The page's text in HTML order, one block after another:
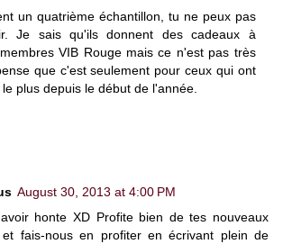
un quatrième échantillon, tu ne peux pas
Je sais qu'ils donnent des cadeaux à
VIB Rouge mais ce n'est pas très
que c'est seulement pour ceux qui ont
plus depuis le début de l'année.
August 30, 2013 at 4:00 PM
honte XD Profite bien de tes nouveaux
et fais-nous en profiter en écrivant plein de